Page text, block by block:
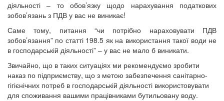
діяльності – то обов’язку щодо нарахування податкових
зобов’язань з ПДВ у вас не виникає!
Саме тому, питання “чи потрібно нараховувати ПДВ
зобов’язання” по статті 198.5 як на використання такої води не
в господарській діяльності” – у вас не мало б виникати.
Звичайно, що в таких ситуаціях ми рекомендуємо зробити
наказ по підприємству, що з метою забезпечення санітарно-
гігієнічних потреб в господарській діяльності використовувати
для споживання вашими працівниками бутильовану воду.